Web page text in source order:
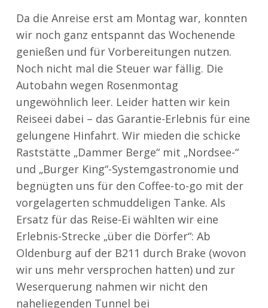
Da die Anreise erst am Montag war, konnten
wir noch ganz entspannt das Wochenende
genießen und für Vorbereitungen nutzen.
Noch nicht mal die Steuer war fällig. Die
Autobahn wegen Rosenmontag
ungewöhnlich leer. Leider hatten wir kein
Reiseei dabei – das Garantie-Erlebnis für eine
gelungene Hinfahrt. Wir mieden die schicke
Raststätte „Dammer Berge“ mit „Nordsee-“
und „Burger King“-Systemgastronomie und
begnügten uns für den Coffee-to-go mit der
vorgelagerten schmuddeligen Tanke. Als
Ersatz für das Reise-Ei wählten wir eine
Erlebnis-Strecke „über die Dörfer“: Ab
Oldenburg auf der B211 durch Brake (wovon
wir uns mehr versprochen hatten) und zur
Weserquerung nahmen wir nicht den
naheliegenden Tunnel bei